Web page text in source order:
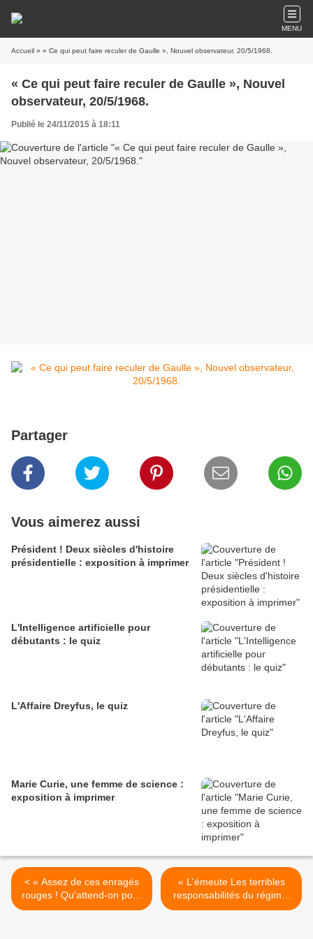
MENU
Accueil » « Ce qui peut faire reculer de Gaulle », Nouvel observateur, 20/5/1968.
« Ce qui peut faire reculer de Gaulle », Nouvel
observateur, 20/5/1968.
Publié le 24/11/2015 à 18:11
Partager
Vous aimerez aussi
Président ! Deux siècles d'histoire
présidentielle : exposition à imprimer
L'Intelligence artificielle pour
débutants : le quiz
L'Affaire Dreyfus, le quiz
Marie Curie, une femme de science :
exposition à imprimer
< « Assez de ces enragés
rouges ! Qu'attend-on pour
expulser l'allemand Cohn-
« L'émeute Les terribles
responsabilités du régime.
Vrais et faux étudiants Des